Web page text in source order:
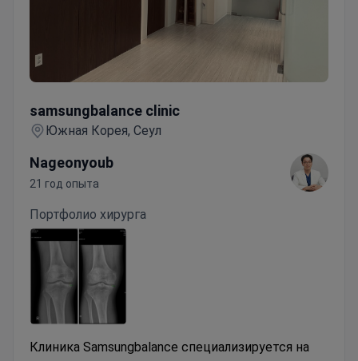
samsungbalance clinic
Южная Корея, Сеул
Nageonyoub
21 год опыта
Портфолио хирурга
Клиника Samsungbalance специализируется на